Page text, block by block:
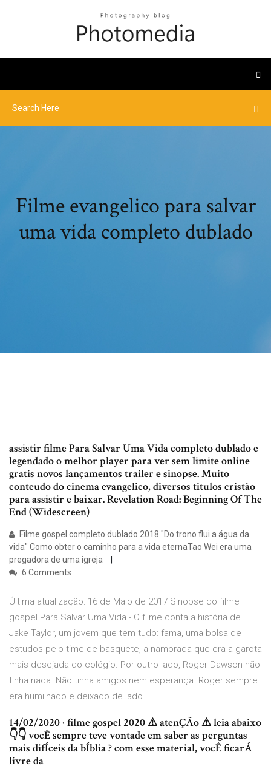
Filme evangelico para salvar
uma vida completo dublado
assistir filme Para Salvar Uma Vida completo dublado e
legendado o melhor player para ver sem limite online
gratis novos lançamentos trailer e sinopse. Muito
conteudo do cinema evangelico, diversos titulos cristão
para assistir e baixar. Revelation Road: Beginning Of The
End (Widescreen)
Filme gospel completo dublado 2018 "Do trono flui a água da
vida" Como obter o caminho para a vida eternaTao Wei era uma
pregadora de uma igreja
6 Comments
Última atualização: 16 de Maio de 2017 Sinopse do filme
gospel Para Salvar Uma Vida - O filme conta a história de
Jake Taylor, um jovem que tem tudo: fama, uma bolsa de
estudos pelo time de basquete, a namorada que era a garota
mais desejada do colégio. Por outro lado, Roger Dawson não
tinha nada. Não tinha amigos nem esperança. Roger sempre
era humilhado e deixado de lado.
14/02/2020 · filme gospel 2020 ⚠ atenÇÃo ⚠ leia abaixo
👇👇 vocÊ sempre teve vontade em saber as perguntas
mais difÍceis da bÍblia ? com esse material, vocÊ ficarÁ
livre da